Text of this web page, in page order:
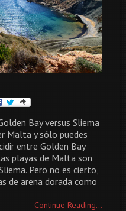
Bay versus Sliema
Malta y sólo puedes
entre Golden Bay
playas de Malta son
Pero no es cierto,
de arena dorada como
Continue Reading...